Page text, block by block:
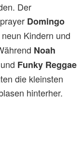
Der
Domingo
Kindern und
Noah
und Funky Reggae
die kleinsten
hinterher.